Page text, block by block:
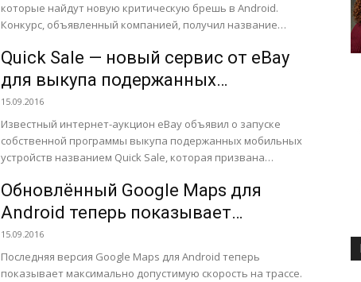
которые найдут новую критическую брешь в Android.
Конкурс, объявленный компанией, получил название
Quick Sale — новый сервис от eBay
для выкупа подержанных
смартфонов
15.09.2016
Известный интернет-аукцион eBay объявил о запуске
собственной программы выкупа подержанных мобильных
устройств названием Quick Sale, которая призвана
автоматизации...
Обновлённый Google Maps для
Android теперь показывает
максимально допустимую скорость
на трассе
15.09.2016
Последняя версия Google Maps для Android теперь
показывает максимально допустимую скорость на трассе.